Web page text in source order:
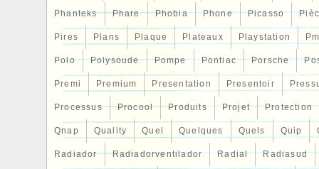
Phanteks Phare Phobia Phone Picasso
Pires Plans Plaque Plateaux Playstation
Polo Polysoude Pompe Pontiac Porsche
Premi Premium Presentation Presentoir
Processus Procool Produits Projet Protection
Qnap Quality Quel Quelques Quels Quip
Radiador Radiadorventilador Radial Radiasud